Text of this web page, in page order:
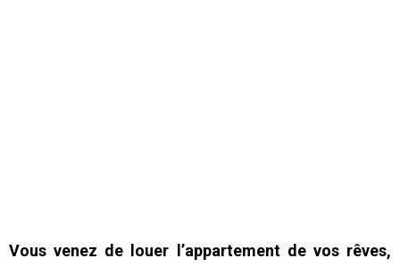
Vous venez de louer l’appartement de vos rêves,